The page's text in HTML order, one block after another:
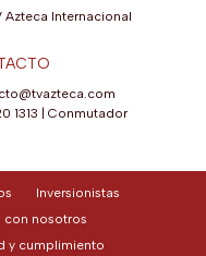
Azteca Internacional
1313
Conmutador
Inversionistas
con nosotros
y cumplimiento